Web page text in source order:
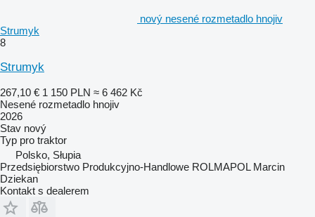
nový nesené rozmetadlo hnojiv
Strumyk
8
Strumyk
267,10 € 1 150 PLN ≈ 6 462 Kč
Nesené rozmetadlo hnojiv
2026
Stav nový
Typ pro traktor
Polsko, Słupia
Przedsiębiorstwo Produkcyjno-Handlowe ROLMAPOL Marcin
Dziekan
Kontakt s dealerem